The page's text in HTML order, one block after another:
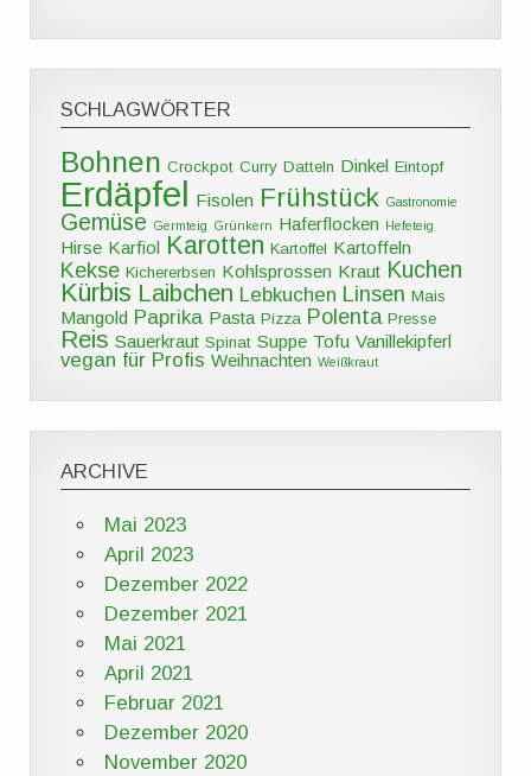
SCHLAGWÖRTER
Bohnen Crockpot Curry Datteln Dinkel Eintopf
Erdäpfel Fisolen Frühstück Gastronomie
Gemüse Germteig Grünkern Haferflocken Hefeteig
Hirse Karfiol Karotten Kartoffel Kartoffeln
Kekse Kichererbsen Kohlsprossen Kraut Kuchen
Kürbis Laibchen Lebkuchen Linsen Mais
Mangold Paprika Pasta Pizza Polenta Presse
Reis Sauerkraut Spinat Suppe Tofu Vanillekipferl
vegan für Profis Weihnachten Weißkraut
ARCHIVE
Mai 2023
April 2023
Dezember 2022
Dezember 2021
Mai 2021
April 2021
Februar 2021
Dezember 2020
November 2020